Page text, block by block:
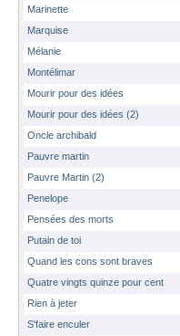
Marinette
Marquise
Mélanie
Montélimar
Mourir pour des idées
Mourir pour des idées (2)
Oncle archibald
Pauvre martin
Pauvre Martin (2)
Penelope
Pensées des morts
Putain de toi
Quand les cons sont braves
Quatre vingts quinze pour cent
Rien à jeter
S'faire enculer